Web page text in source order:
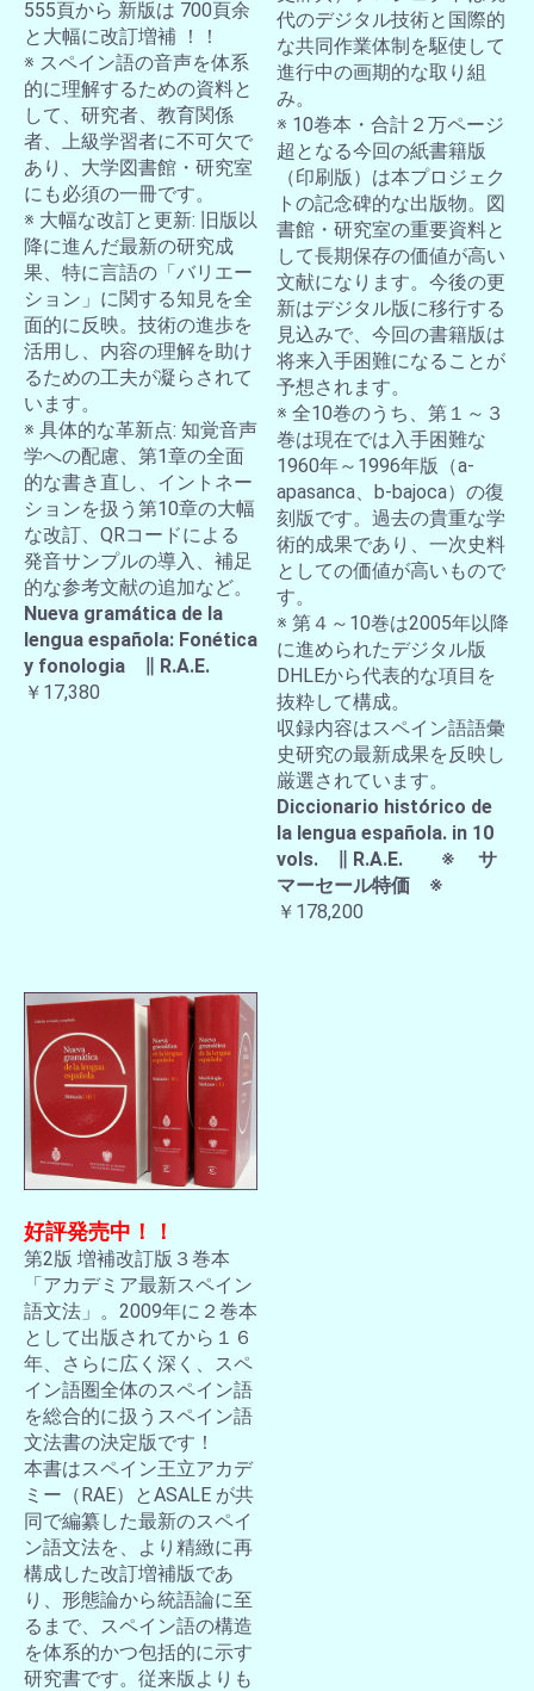
555頁から 新版は 700頁余
と大幅に改訂増補 ！！
※ スペイン語の音声を体系
的に理解するための資料と
して、研究者、教育関係
者、上級学習者に不可欠で
あり、大学図書館・研究室
にも必須の一冊です。
※ 大幅な改訂と更新: 旧版以
降に進んだ最新の研究成
果、特に言語の「バリエー
ション」に関する知見を全
面的に反映。技術の進歩を
活用し、内容の理解を助け
るための工夫が凝らされて
います。
※ 具体的な革新点: 知覚音声
学への配慮、第1章の全面
的な書き直し、イントネー
ションを扱う第10章の大幅
な改訂、QRコードによる
発音サンプルの導入、補足
的な参考文献の追加など。
Nueva gramática de la
lengua española: Fonética
y fonologia ∥ R.A.E.
￥17,380
代のデジタル技術と国際的
な共同作業体制を駆使して
進行中の画期的な取り組
み。
※ 10巻本・合計２万ページ
超となる今回の紙書籍版
（印刷版）は本プロジェク
トの記念碑的な出版物。図
書館・研究室の重要資料と
して長期保存の価値が高い
文献になります。今後の更
新はデジタル版に移行する
見込みで、今回の書籍版は
将来入手困難になることが
予想されます。
※ 全10巻のうち、第１～３
巻は現在では入手困難な
1960年～1996年版（a-
apasanca、b-bajoca）の復
刻版です。過去の貴重な学
術的成果であり、一次史料
としての価値が高いもので
す。
※ 第４～10巻は2005年以降
に進められたデジタル版
DHLEから代表的な項目を
抜粋して構成。
収録内容はスペイン語語彙
史研究の最新成果を反映し
厳選されています。
Diccionario histórico de
la lengua española. in 10
vols. ∥ R.A.E. ※ サ
マーセール特価 ※
￥178,200
好評発売中！！
第2版 増補改訂版３巻本
「アカデミア最新スペイン
語文法」。2009年に２巻本
として出版されてから１６
年、さらに広く深く、スペ
イン語圏全体のスペイン語
を総合的に扱うスペイン語
文法書の決定版です！
本書はスペイン王立アカデ
ミー（RAE）とASALE が共
同で編纂した最新のスペイ
ン語文法を、より精緻に再
構成した改訂増補版であ
り、形態論から統語論に至
るまで、スペイン語の構造
を体系的かつ包括的に示す
研究書です。従来版よりも